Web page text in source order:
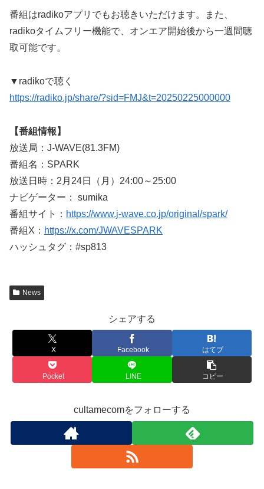
番組はradikoアプリでもお聴きいただけます。また、
radikoタイムフリー機能で、オンエア開始後から一週間聴
取可能です。
▼radikoで聴く
https://radiko.jp/share/?sid=FMJ&t=20250225000000
【番組情報】
放送局：J-WAVE(81.3FM)
番組名：SPARK
放送日時：2月24日（月）24:00～25:00
ナビゲーター： sumika
番組サイト： https://www.j-wave.co.jp/original/spark/
番組X： https://x.com/JWAVESPARK
ハッシュタグ：#sp813
News
シェアする
X Facebook はてブ
Pocket LINE コピー
cultamecomをフォローする